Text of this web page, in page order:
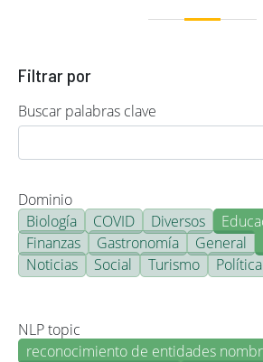
Filtrar por
Buscar palabras clave
Dominio
Biología
COVID Diversos
Finanzas
Gastronomía General
Noticias
Social Turismo Política
NLP topic
reconocimiento de entidades